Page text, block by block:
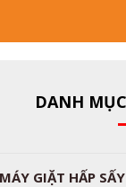
DANH
MÁY GIẶT HẤP SẤY